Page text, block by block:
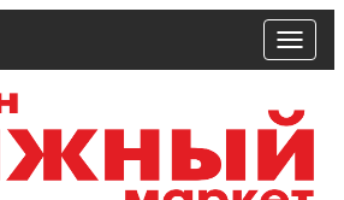
trk